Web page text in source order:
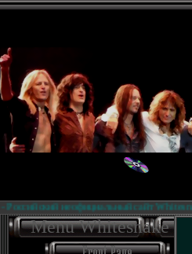
неофициальный сайт Whitesnake.
Menu Whitesnake